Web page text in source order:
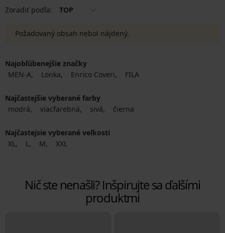
Zoradiť podľa: TOP
Požadovaný obsah nebol nájdený.
Najobľúbenejšie značky
MEN-A
Lonka Enrico Coveri FILA
Najčastejšie vyberané farby
modrá
viacfarebná sivá čierna
Najčastejsie vyberané veľkosti
XL
L M XXL
Nič ste nenašli? Inšpirujte sa ďalšími
produktmi